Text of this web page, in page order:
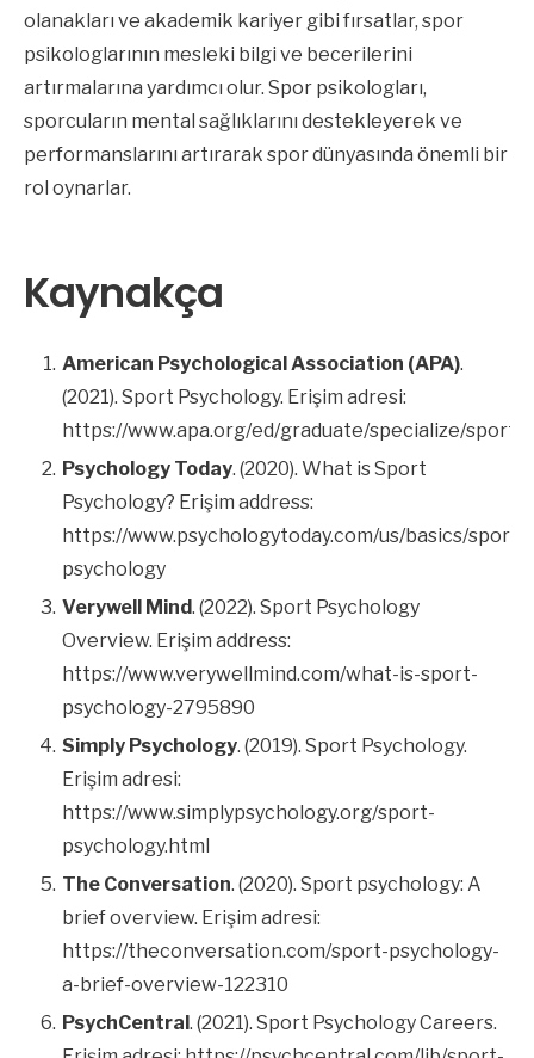
olanakları ve akademik kariyer gibi fırsatlar, spor
psikologlarının mesleki bilgi ve becerilerini
artırmalarına yardımcı olur. Spor psikologları,
sporcuların mental sağlıklarını destekleyerek ve
performanslarını artırarak spor dünyasında önemli bir
rol oynarlar.
Kaynakça
American Psychological Association (APA).
(2021). Sport Psychology. Erişim adresi:
https://www.apa.org/ed/graduate/specialize/sport
Psychology Today. (2020). What is Sport
Psychology? Erişim address:
https://www.psychologytoday.com/us/basics/sport-
psychology
Verywell Mind. (2022). Sport Psychology
Overview. Erişim address:
https://www.verywellmind.com/what-is-sport-
psychology-2795890
Simply Psychology. (2019). Sport Psychology.
Erişim adresi:
https://www.simplypsychology.org/sport-
psychology.html
The Conversation. (2020). Sport psychology: A
brief overview. Erişim adresi:
https://theconversation.com/sport-psychology-
a-brief-overview-122310
PsychCentral. (2021). Sport Psychology Careers.